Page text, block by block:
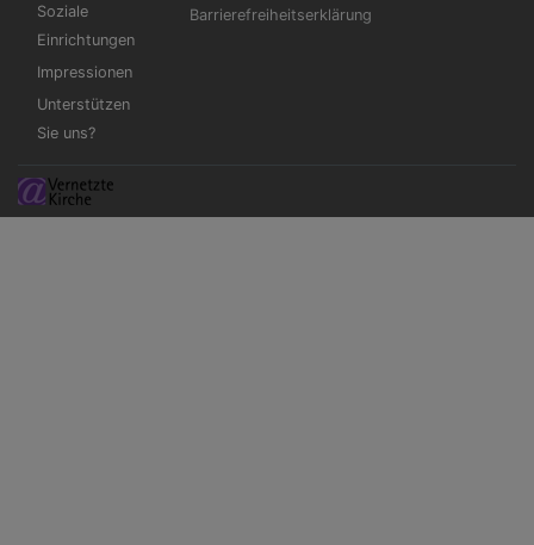
Soziale
Einrichtungen
Impressionen
Unterstützen
Sie uns?
Barrierefreiheitserklärung